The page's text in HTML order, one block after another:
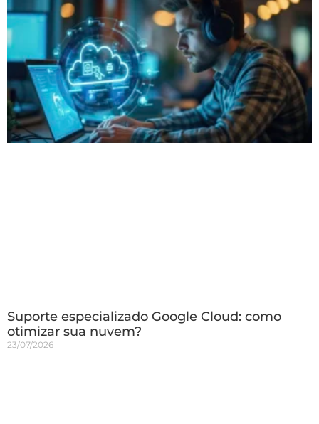
Suporte especializado Google Cloud: como
otimizar sua nuvem?
23/07/2026